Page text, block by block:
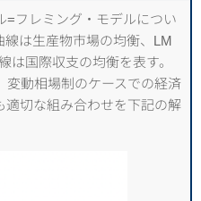
=フレミング・モデルについ
は生産物市場の均衡、LM
は国際収支の均衡を表す。
変動相場制のケースでの経済
適切な組み合わせを下記の解